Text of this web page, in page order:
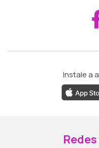
Instale a